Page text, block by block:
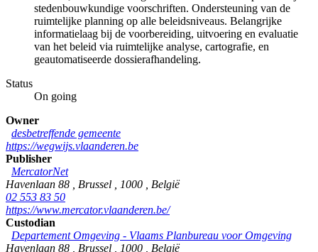
stedenbouwkundige voorschriften. Ondersteuning van de
ruimtelijke planning op alle beleidsniveaus. Belangrijke
informatielaag bij de voorbereiding, uitvoering en evaluatie
van het beleid via ruimtelijke analyse, cartografie, en
geautomatiseerde dossierafhandeling.
Status
On going
Owner
desbetreffende gemeente
https://wegwijs.vlaanderen.be
Publisher
MercatorNet
Havenlaan 88
Brussel 1000
België
02 553 83 50
https://www.mercator.vlaanderen.be/
Custodian
Departement Omgeving - Vlaams Planbureau voor Omgeving
Havenlaan 88
Brussel 1000
België